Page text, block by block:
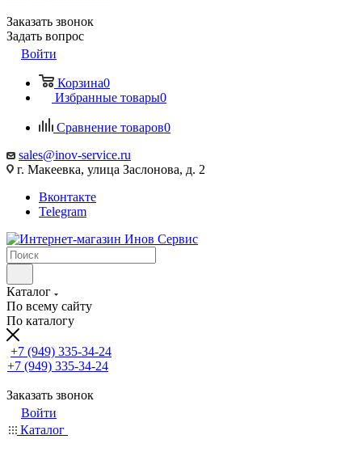
Заказать звонок
Задать вопрос
Войти
Корзина0
Избранные товары0
Сравнение товаров0
sales@inov-service.ru
г. Макеевка, улица Заслонова, д. 2
Вконтакте
Telegram
Каталог
По всему сайту
По каталогу
+7 (949) 335-34-24
+7 (949) 335-34-24
Заказать звонок
Войти
Каталог